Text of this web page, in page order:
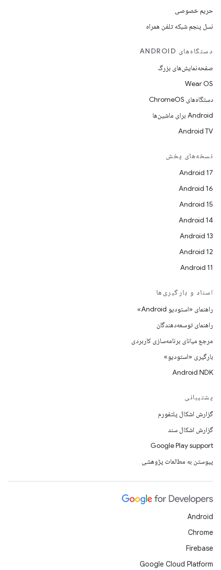
حریم خصوصی
نسل پنجم شبکه تلفن همراه
دستگاه‌های ANDROID
صفحه‌نمایش‌های بزرگ
Wear OS
دستگاه‌های ChromeOS
Android برای ماشین‌ها
Android TV
نسخه‌های پخش
Android 17
Android 16
Android 15
Android 14
Android 13
Android 12
Android 11
اسناد و بارگیری‌ها
راهنمای «استودیو Android»
راهنمای توسعه‌دهندگان
مرجع میانای برنامه‌سازی کاربردی
بارگیری «استودیو»
Android NDK
پشتیبانی
گزارش اشکال پلتفورم
گزارش اشکال سند
Google Play support
پیوستن به مطالعات پژوهشی
Android
Chrome
Firebase
Google Cloud Platform